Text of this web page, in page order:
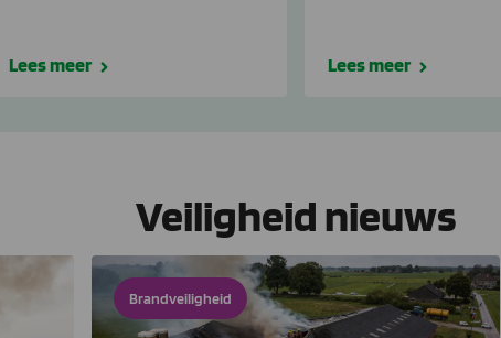
Lees meer Lees meer
Veiligheid nieuws
Brandveiligheid